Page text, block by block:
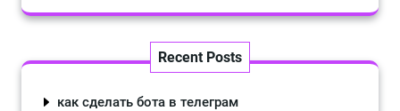
Recent Posts
как сделать бота в телеграм